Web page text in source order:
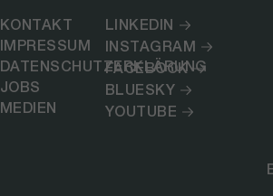
KONTAKT
IMPRESSUM
DATENSCHUTZERKLÄRUNG
JOBS
MEDIEN
LINKEDIN
INSTAGRAM
FACEBOOK
BLUESKY
YOUTUBE